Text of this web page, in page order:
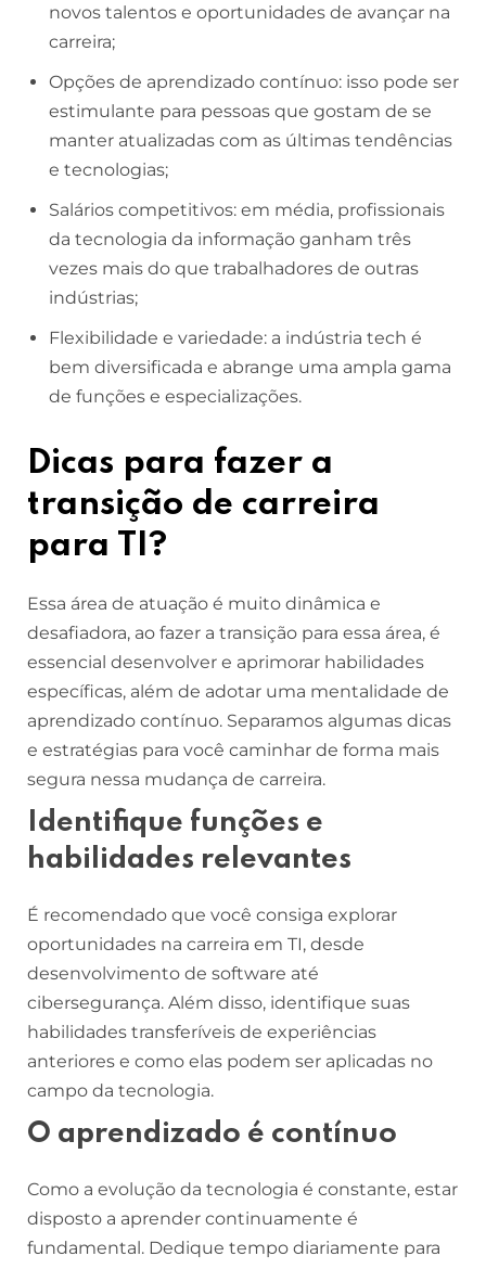
novos talentos e oportunidades de avançar na
carreira;
Opções de aprendizado contínuo: isso pode ser
estimulante para pessoas que gostam de se
manter atualizadas com as últimas tendências
e tecnologias;
Salários competitivos: em média, profissionais
da tecnologia da informação ganham três
vezes mais do que trabalhadores de outras
indústrias;
Flexibilidade e variedade: a indústria tech é
bem diversificada e abrange uma ampla gama
de funções e especializações.
Dicas para fazer a
transição de carreira
para TI?
Essa área de atuação é muito dinâmica e
desafiadora, ao fazer a transição para essa área, é
essencial desenvolver e aprimorar habilidades
específicas, além de adotar uma mentalidade de
aprendizado contínuo. Separamos algumas dicas
e estratégias para você caminhar de forma mais
segura nessa mudança de carreira.
Identifique funções e
habilidades relevantes
É recomendado que você consiga explorar
oportunidades na carreira em TI, desde
desenvolvimento de software até
cibersegurança. Além disso, identifique suas
habilidades transferíveis de experiências
anteriores e como elas podem ser aplicadas no
campo da tecnologia.
O aprendizado é contínuo
Como a evolução da tecnologia é constante, estar
disposto a aprender continuamente é
fundamental. Dedique tempo diariamente para